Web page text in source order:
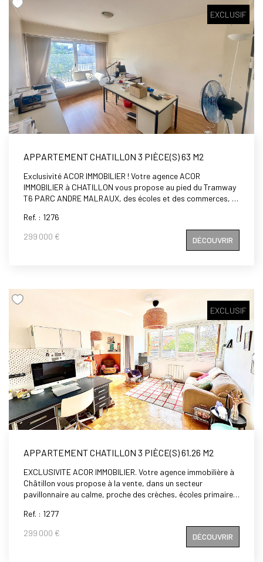
EXCLUSIF
APPARTEMENT CHATILLON 3 PIÈCE(S) 63 M2
Exclusivité ACOR IMMOBILIER ! Votre agence ACOR
IMMOBILIER à CHATILLON vous propose au pied du Tramway
T6 PARC ANDRE MALRAUX, des écoles et des commerces, à
entretenue , un appartement 3 Pièces de 63 m2 comprenant
: une entrée, un séjour lumineux exposé Sud Ouest, une
cuisine donnant accès sur un cellier, deux chambres dont une
de 14 M2, une salle de bains, un wc séparé. Cet appartement
Ref. : 1276
299 000 €
DÉCOUVRIR
EXCLUSIF
APPARTEMENT CHATILLON 3 PIÈCE(S) 61.26 M2
EXCLUSIVITE ACOR IMMOBILIER. Votre agence immobilière à
Châtillon vous propose à la vente, dans un secteur
pavillonnaire au calme, proche des crèches, écoles primaires,
Clamart (futur ligne 15) , du tramway T6 et des bus (191, 323,
194), dans une petite copropriété sécurisée avec espaces
verts, un appartement de 3/4 pièces de 61,67m² en double
exposition (Est /Ouest), comprenant: entrée, séjour double,
Ref. : 1277
299 000 €
DÉCOUVRIR